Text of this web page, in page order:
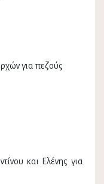
για πεζούς
και Ελένης για